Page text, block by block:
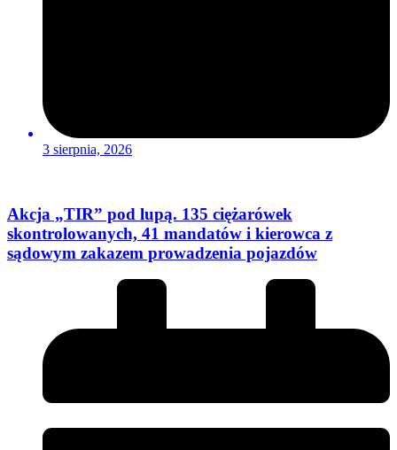
3 sierpnia, 2026
Akcja „TIR” pod lupą. 135 ciężarówek
skontrolowanych, 41 mandatów i kierowca z
sądowym zakazem prowadzenia pojazdów